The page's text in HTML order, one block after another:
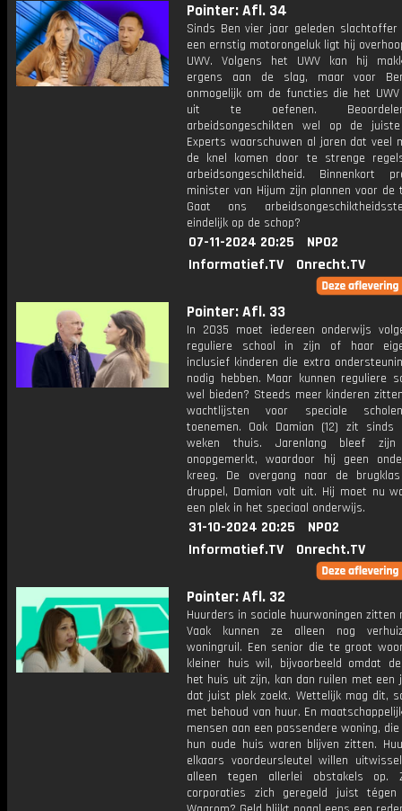
Pointer: Afl. 34
Sinds Ben vier jaar geleden slachtoffer
een ernstig motorongeluk ligt hij
UWV. Volgens het UWV kan hij
ergens aan de slag, maar voor
onmogelijk om de functies die het
uit te oefenen.
arbeidsongeschikten wel op de
Experts waarschuwen al jaren dat veel
de knel komen door te strenge
arbeidsongeschiktheid. Binnenkort
minister van Hijum zijn plannen voor de
Gaat ons
eindelijk op de schop?
07-11-2024 20:25
NPO2
Informatief.TV
Onrecht.TV
Pointer: Afl. 33
In 2035 moet iedereen onderwijs
reguliere school in zijn of haar
inclusief kinderen die extra
nodig hebben. Maar kunnen reguliere
wel bieden? Steeds meer kinderen
wachtlijsten voor speciale
toenemen. Ook Damian (12) zit sinds
weken thuis. Jarenlang bleef zijn
onopgemerkt, waardoor hij geen
kreeg. De overgang naar de
druppel, Damian valt uit. Hij moet nu
een plek in het speciaal onderwijs.
31-10-2024 20:25
NPO2
Informatief.TV
Onrecht.TV
Pointer: Afl. 32
Huurders in sociale huurwoningen zitten
Vaak kunnen ze alleen nog
woningruil. Een senior die te groot
kleiner huis wil, bijvoorbeeld omdat
het huis uit zijn, kan dan ruilen met een
dat juist plek zoekt. Wettelijk mag dit,
met behoud van huur. En
mensen aan een passendere woning,
hun oude huis waren blijven zitten.
elkaars voordeursleutel willen
alleen tegen allerlei obstakels op.
corporaties zich geregeld juist